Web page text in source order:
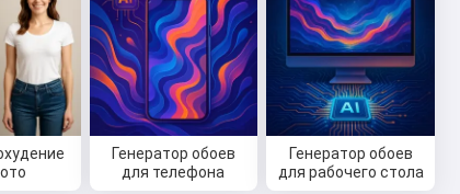
Генератор обоев
для телефона
Генератор обоев
для рабочего стола